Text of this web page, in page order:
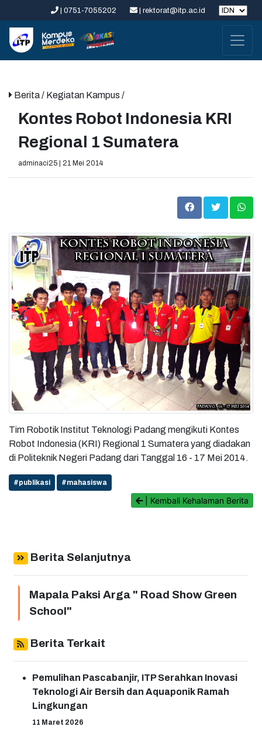
| 0751-7055202 | rektorat@itp.ac.id
Berita/ Kegiatan Kampus /
Kontes Robot Indonesia KRI
Regional 1 Sumatera
adminaci25 | 21 Mei 2014
Tim Robotik Institut Teknologi Padang mengikuti Kontes
Robot Indonesia (KRI) Regional 1 Sumatera yang diadakan
di Politeknik Negeri Padang dari Tanggal 16 - 17 Mei 2014.
#publikasi #mahasiswa
| Kembali Kehalaman Berita
Berita Selanjutnya
Mapala Paksi Arga " Road Show Green
School"
Berita Terkait
Pemulihan Pascabanjir, ITP Serahkan Inovasi
Teknologi Air Bersih dan Aquaponik Ramah
Lingkungan
11 Maret 2026